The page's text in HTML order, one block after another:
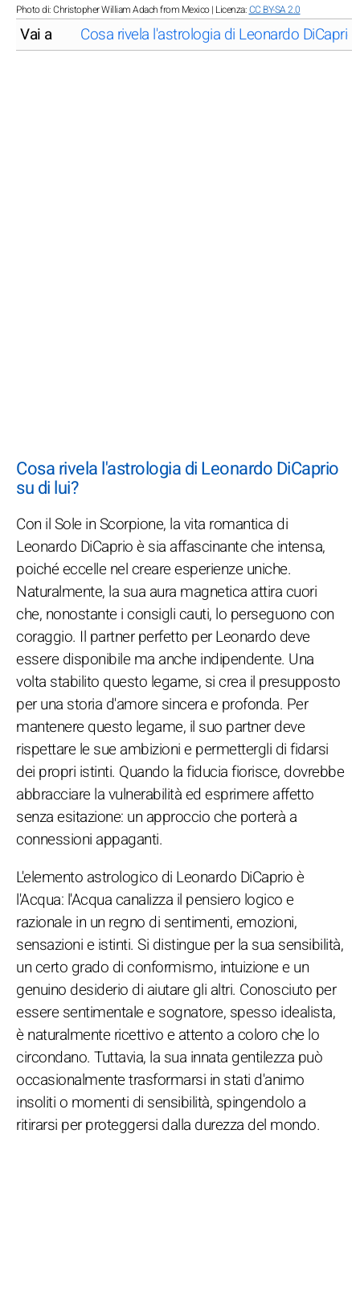
Photo di: Christopher William Adach from Mexico | Licenza:CC BY-SA 2.0
Vai a Cosa rivela l'astrologia di Leonardo DiCaprio
Cosa rivela l'astrologia di Leonardo DiCaprio
su di lui?
Con il Sole in Scorpione, la vita romantica di
Leonardo DiCaprio è sia affascinante che intensa,
poiché eccelle nel creare esperienze uniche.
Naturalmente, la sua aura magnetica attira cuori
che, nonostante i consigli cauti, lo perseguono con
coraggio. Il partner perfetto per Leonardo deve
essere disponibile ma anche indipendente. Una
volta stabilito questo legame, si crea il presupposto
per una storia d'amore sincera e profonda. Per
mantenere questo legame, il suo partner deve
rispettare le sue ambizioni e permettergli di fidarsi
dei propri istinti. Quando la fiducia fiorisce, dovrebbe
abbracciare la vulnerabilità ed esprimere affetto
senza esitazione: un approccio che porterà a
connessioni appaganti.
L'elemento astrologico di Leonardo DiCaprio è
l'Acqua: l'Acqua canalizza il pensiero logico e
razionale in un regno di sentimenti, emozioni,
sensazioni e istinti. Si distingue per la sua sensibilità,
un certo grado di conformismo, intuizione e un
genuino desiderio di aiutare gli altri. Conosciuto per
essere sentimentale e sognatore, spesso idealista,
è naturalmente ricettivo e attento a coloro che lo
circondano. Tuttavia, la sua innata gentilezza può
occasionalmente trasformarsi in stati d'animo
insoliti o momenti di sensibilità, spingendolo a
ritirarsi per proteggersi dalla durezza del mondo.